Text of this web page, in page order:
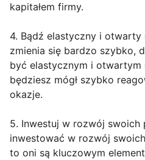
kapitałem firmy.
4. Bądź elastyczny i otwarty
zmienia się bardzo szybko,
być elastycznym i otwartym
będziesz mógł szybko
okazje.
5. Inwestuj w rozwój swoich
inwestować w rozwój
to oni są kluczowym